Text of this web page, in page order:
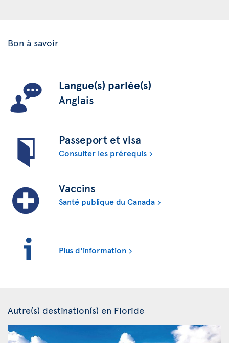
Bon à savoir
Langue(s) parlée(s)
Anglais
Passeport et visa
Consulter les prérequis
Vaccins
Santé publique du Canada
Plus d'information
Autre(s) destination(s) en Floride